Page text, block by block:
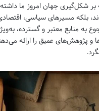
شکل‌گیری جهان امروز ما
بلکه مسیرهای سیاسی،
منابع معتبر و گسترده،
پژوهش‌های عمیق را ارائه